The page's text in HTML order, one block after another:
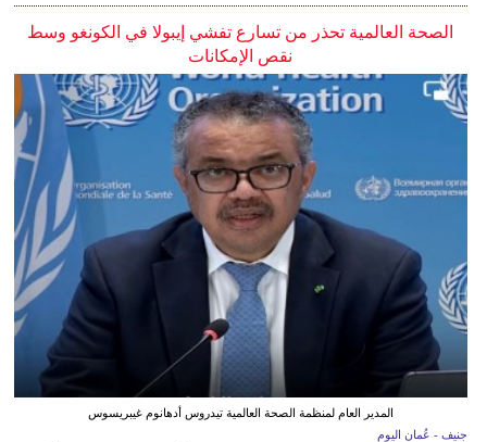
الصحة العالمية تحذر من تسارع تفشي إيبولا في الكونغو وسط
نقص الإمكانات
المدير العام لمنظمة الصحة العالمية تيدروس أدهانوم غيبريسوس
جنيف - عُمان اليوم